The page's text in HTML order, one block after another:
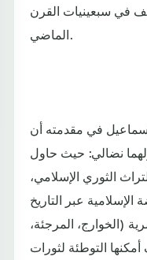
في سبعينيات القرن
الماضي.
في مقدمته أن
نضالي: حيث حاول
الثوري الإسلامي،
عبر التاريخ
(الخوارج، المرجئة،
التوطئة لثورات